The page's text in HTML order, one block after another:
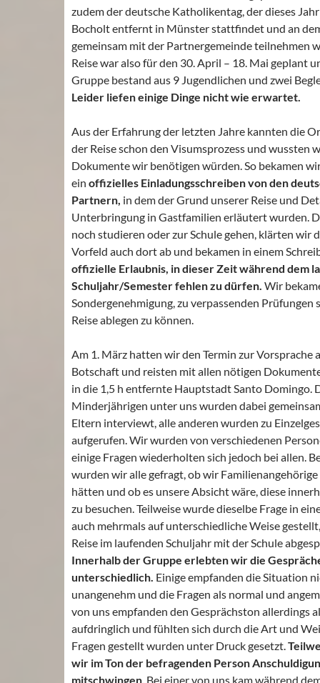
zudem der deutsche Katholikentag, der dieses
Bocholt entfernt in Münster stattfindet und an
gemeinsam mit der Partnergemeinde teilnehmen
Reise war also für den 30. April – 18. Mai geplant
Gruppe bestand aus 9 Jugendlichen und zwei
Leider liefen einige Dinge nicht wie erwartet.
Aus der Erfahrung der letzten Jahre kannten die
der Reise schon den Visumsprozess und wussten
Dokumente wir benötigen würden. So bekamen
ein offizielles Einladungsschreiben von den
Partnern, in dem der Grund unserer Reise und
Unterbringung in Gastfamilien erläutert wurden.
noch studieren oder zur Schule gehen, klärten wir
Vorfeld auch dort ab und bekamen in einem
offizielle Erlaubnis, in dieser Zeit während dem
Schuljahr/Semester fehlen zu dürfen. Wir
Sondergenehmigung, zu verpassenden Prüfungen
Reise ablegen zu können.
Am 1. März hatten wir den Termin zur Vorsprache
Botschaft und reisten mit allen nötigen
in die 1,5 h entfernte Hauptstadt Santo Domingo.
Minderjährigen unter uns wurden dabei
Eltern interviewt, alle anderen wurden zu
aufgerufen. Wir wurden von verschiedenen
einige Fragen wiederholten sich jedoch bei allen.
wurden wir alle gefragt, ob wir
hätten und ob es unsere Absicht wäre, diese
zu besuchen. Teilweise wurde dieselbe Frage in
auch mehrmals auf unterschiedliche Weise
Reise im laufenden Schuljahr mit der Schule
Innerhalb der Gruppe erlebten wir die
unterschiedlich. Einige empfanden die Situation
unangenehm und die Fragen als normal und
von uns empfanden den Gesprächston allerdings
aufdringlich und fühlten sich durch die Art und
Fragen gestellt wurden unter Druck gesetzt.
wir im Ton der befragenden Person
mitschwingen. Bei einer von uns kam während